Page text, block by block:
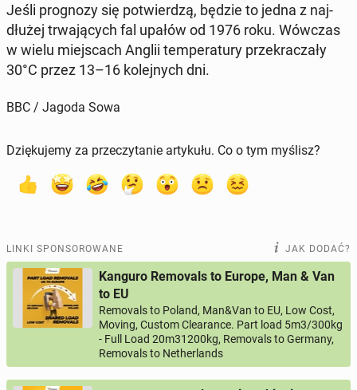
Jeśli pro­gno­zy się po­twier­dzą, będzie to jedna z naj­
dłu­żej trwa­ją­cych fal upałów od 1976 roku. Wówczas
w wielu miej­scach Anglii tem­pe­ra­tu­ry prze­kra­cza­ły
30°C przez 13–16 ko­lej­nych dni.
BBC / Jagoda Sowa
Dziękujemy za przeczytanie artykułu. Co o tym myślisz?
LINKI SPONSOROWANE JAK DODAĆ?
Kanguro Removals to Europe, Man & Van
to EU
Removals to Poland, Man&Van to EU, Low Cost,
Moving, Custom Clearance. Part load 5m3/300kg
- Full Load 20m31200kg, Removals to Germany,
Removals to Netherlands